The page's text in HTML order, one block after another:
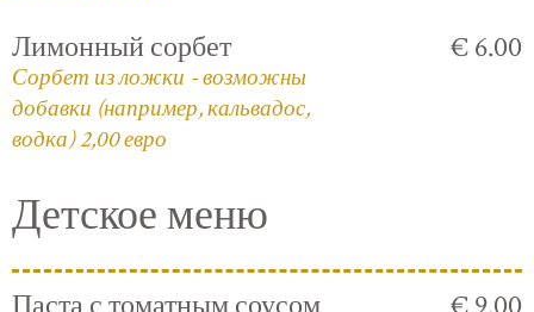
Лимонный сорбет
Сорбет из ложки - возможны
добавки (например, кальвадос,
водка) 2,00 евро
€ 6.00
Детское меню